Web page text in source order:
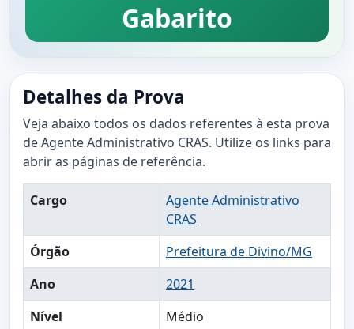
Gabarito
Detalhes da Prova
Veja abaixo todos os dados referentes à esta prova
de Agente Administrativo CRAS. Utilize os links para
abrir as páginas de referência.
Cargo
Agente Administrativo
CRAS
Órgão
Prefeitura de Divino/MG
Ano
2021
Nível
Médio